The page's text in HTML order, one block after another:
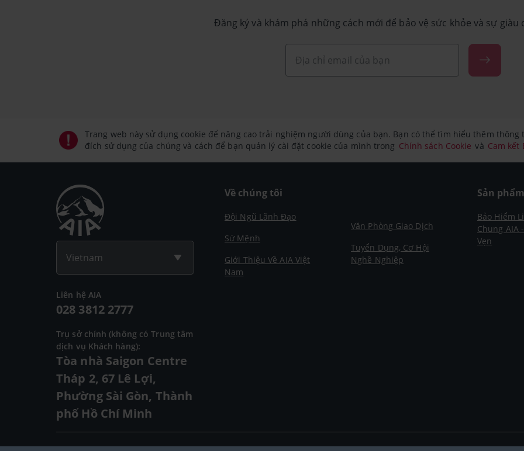
Đăng ký và khám phá những cách mới để bảo vệ sức khỏe và sự giàu
Trang web này sử dụng cookie để nâng cao trải nghiệm người dùng của bạn. Bạn có thể tìm hiểu thêm thông
đích sử dụng của chúng và cách để bạn quản lý cài đặt cookie của mình trong Chính sách Cookie và Cam kết
Vietnam
Liên hệ AIA
028 3812 2777
Trụ sở chính (không có Trung tâm
dịch vụ Khách hàng):
Tòa nhà Saigon Centre
Tháp 2, 67 Lê Lợi,
Phường Sài Gòn, Thành
phố Hồ Chí Minh
Về chúng tôi
Đội Ngũ Lãnh Đạo
Sứ Mệnh
Giới Thiệu Về AIA Việt
Nam
Văn Phòng Giao Dịch
Tuyển Dụng, Cơ Hội
Nghề Nghiệp
Sản phẩm
Bảo Hiểm
Chung AIA
Vẹn